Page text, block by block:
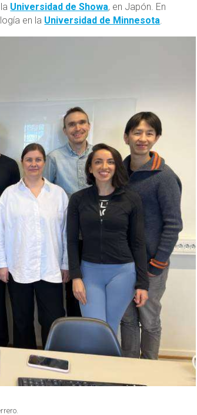
Universidad de Showa, en Japón. En
en la Universidad de Minnesota.